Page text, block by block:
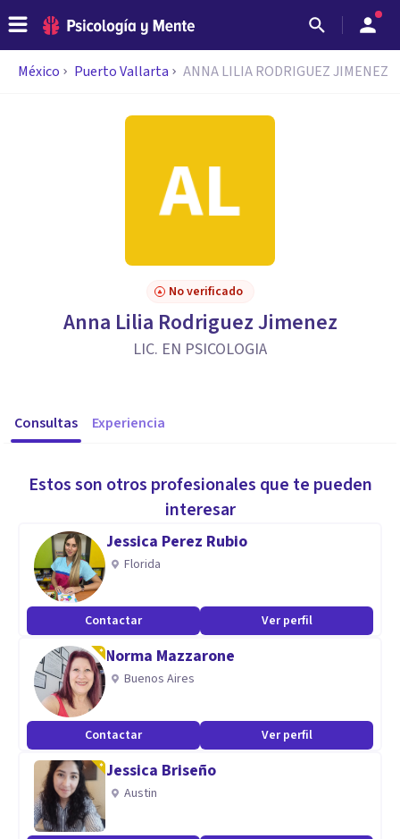
México Puerto Vallarta ANNA LILIA RODRIGUEZ JIMENEZ
No verificado
Anna Lilia Rodriguez Jimenez
LIC. EN PSICOLOGIA
Consultas Experiencia
Estos son otros profesionales que te pueden
interesar
Jessica Perez Rubio
Florida
Contactar Ver perfil
Norma Mazzarone
Buenos Aires
Contactar Ver perfil
Jessica Briseño
Austin